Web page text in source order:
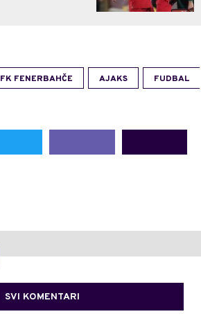
FK FENERBAHČE AJAKS FUDBAL
SVI KOMENTARI